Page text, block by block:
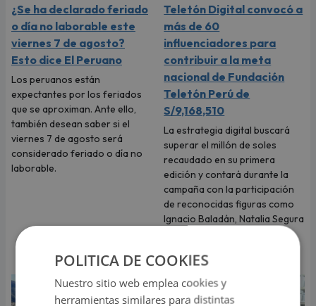
¿Se ha declarado feriado
o día no laborable este
viernes 7 de agosto?
Esto dice El Peruano
Los peruanos están
expectantes por los feriados
que se aproximan. Ante ello,
también desean saber si el
viernes 7 de agosto será
considerado feriado o día no
laborable.
Teletón Digital convocó a
más de 60
influenciadores para
contribuir a la meta
nacional de Fundación
Teletón Perú de
S/9,168,510
La estrategia digital buscará
superar el millón de soles
recaudado en su primera
edición y contará durante la
campaña con la participación
de reconocidas figuras como
Ignacio Baladán, Natalia Segura
POLITICA DE COOKIES
Nuestro sitio web emplea cookies y
herramientas similares para distintas